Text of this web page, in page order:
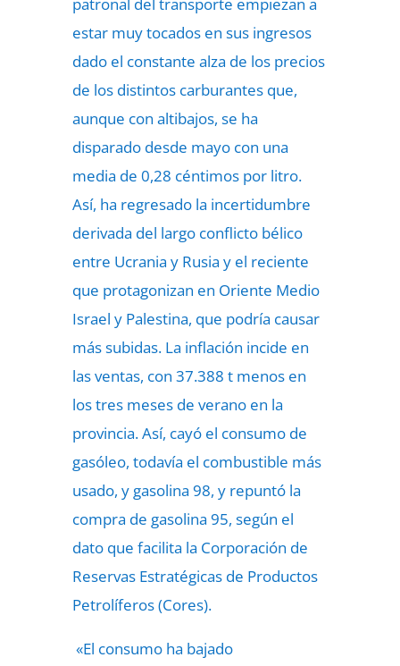
estar muy tocados en sus ingresos
dado el constante alza de los precios
de los distintos carburantes que,
aunque con altibajos, se ha
disparado desde mayo con una
media de 0,28 céntimos por litro.
Así, ha regresado la incertidumbre
derivada del largo conflicto bélico
entre Ucrania y Rusia y el reciente
que protagonizan en Oriente Medio
Israel y Palestina, que podría causar
más subidas. La inflación incide en
las ventas, con 37.388 t menos en
los tres meses de verano en la
provincia. Así, cayó el consumo de
gasóleo, todavía el combustible más
usado, y gasolina 98, y repuntó la
compra de gasolina 95, según el
dato que facilita la Corporación de
Reservas Estratégicas de Productos
Petrolíferos (Cores).
«El consumo ha bajado